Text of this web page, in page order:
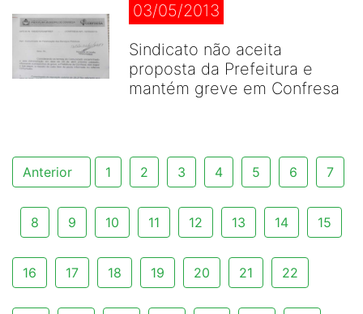
03/05/2013
Sindicato não aceita
proposta da Prefeitura e
mantém greve em Confresa
Anterior 1 2 3 4 5 6 7
8 9 10 11 12 13 14 15
16 17 18 19 20 21 22